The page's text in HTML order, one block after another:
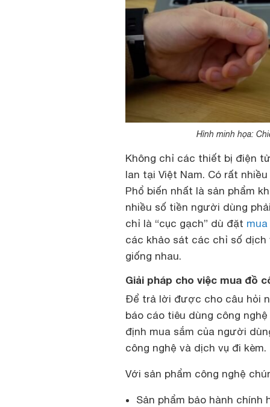
Hình minh họa:
Không chỉ các thiết bị điện
lan tại Việt Nam. Có rất
Phổ biến nhất là sản phẩm
nhiều số tiền người dùng
chỉ là “cục gạch” dù đặt
các khảo sát các chỉ số
giống nhau.
Giải pháp cho việc mua đồ
Để trả lời được cho câu hỏi
báo cáo tiêu dùng công
định mua sắm của người
công nghệ và dịch vụ đi kèm.
Với sản phẩm công nghệ
Sản phẩm bảo hành chính